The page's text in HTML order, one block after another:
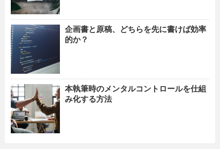
企画書と原稿、どちらを先に書けば効率
的か？
本執筆時のメンタルコントロールを仕組
み化する方法